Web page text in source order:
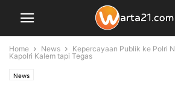
Home News
Kepercayaan Publik ke Polri
Kapolri Kalem tapi Tegas
News